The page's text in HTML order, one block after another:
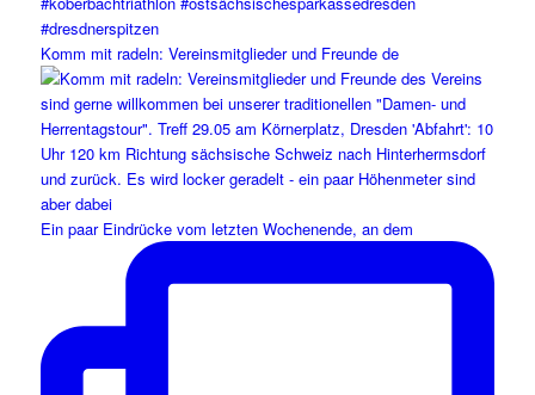
Komm mit radeln: Vereinsmitglieder und Freunde de
Ein paar Eindrücke vom letzten Wochenende, an dem